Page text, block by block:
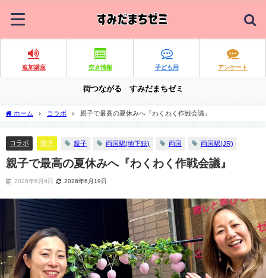
追加講座 空き情報 子ども用 アンケート
街つながる すみだまちゼミ
ホーム コラボ 親子で最高の夏休みへ『わくわく作戦会議』
コラボ 親子 親子 両国駅(地下鉄) 両国 両国駅(JR)
親子で最高の夏休みへ『わくわく作戦会議』
2026年6月9日 2026年6月19日